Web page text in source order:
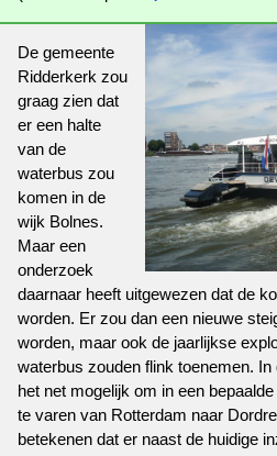
De gemeente
Ridderkerk zou
graag zien dat
er een halte
van de
waterbus zou
komen in de
wijk Bolnes.
Maar een
onderzoek
daarnaar heeft uitgewezen dat de
worden. Er zou dan een nieuwe
worden, maar ook de jaarlijkse
waterbus zouden flink toenemen.
het net mogelijk om in een
te varen van Rotterdam naar
betekenen dat er naast de huidige